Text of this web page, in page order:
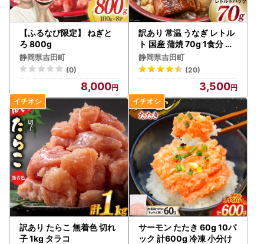
【ふるなび限定】 ねぎと
ろ 800g
静岡県吉田町
(0)
8,000
訳あり 常温 うなぎ レトル
ト 国産 蒲焼 70g 1食分 タ
レ 山椒 付き
静岡県吉田町
(20)
3,500
訳あり たらこ 無着色 切れ
子 1kg タラコ
サーモン たたき 60g 10パ
ック 計600g 冷凍 小分け